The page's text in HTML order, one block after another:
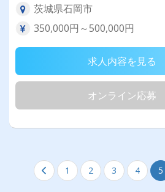
茨城県石岡市
350,000円～500,000円
求人内容を見る
オンライン応募
1 2 3 4 5